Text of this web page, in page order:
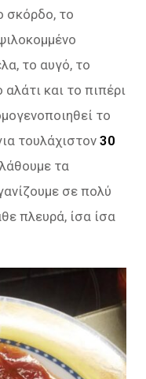
σκόρδο, το
το αυγό, το
και το πιπέρι
το
τουλάχιστον 30
τα
σε πολύ
πλευρά, ίσα ίσα